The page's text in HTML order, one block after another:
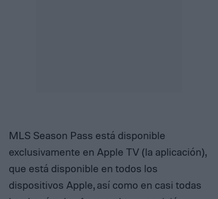
MLS Season Pass está disponible
exclusivamente en Apple TV (la aplicación),
que está disponible en todos los
dispositivos Apple, así como en casi todas